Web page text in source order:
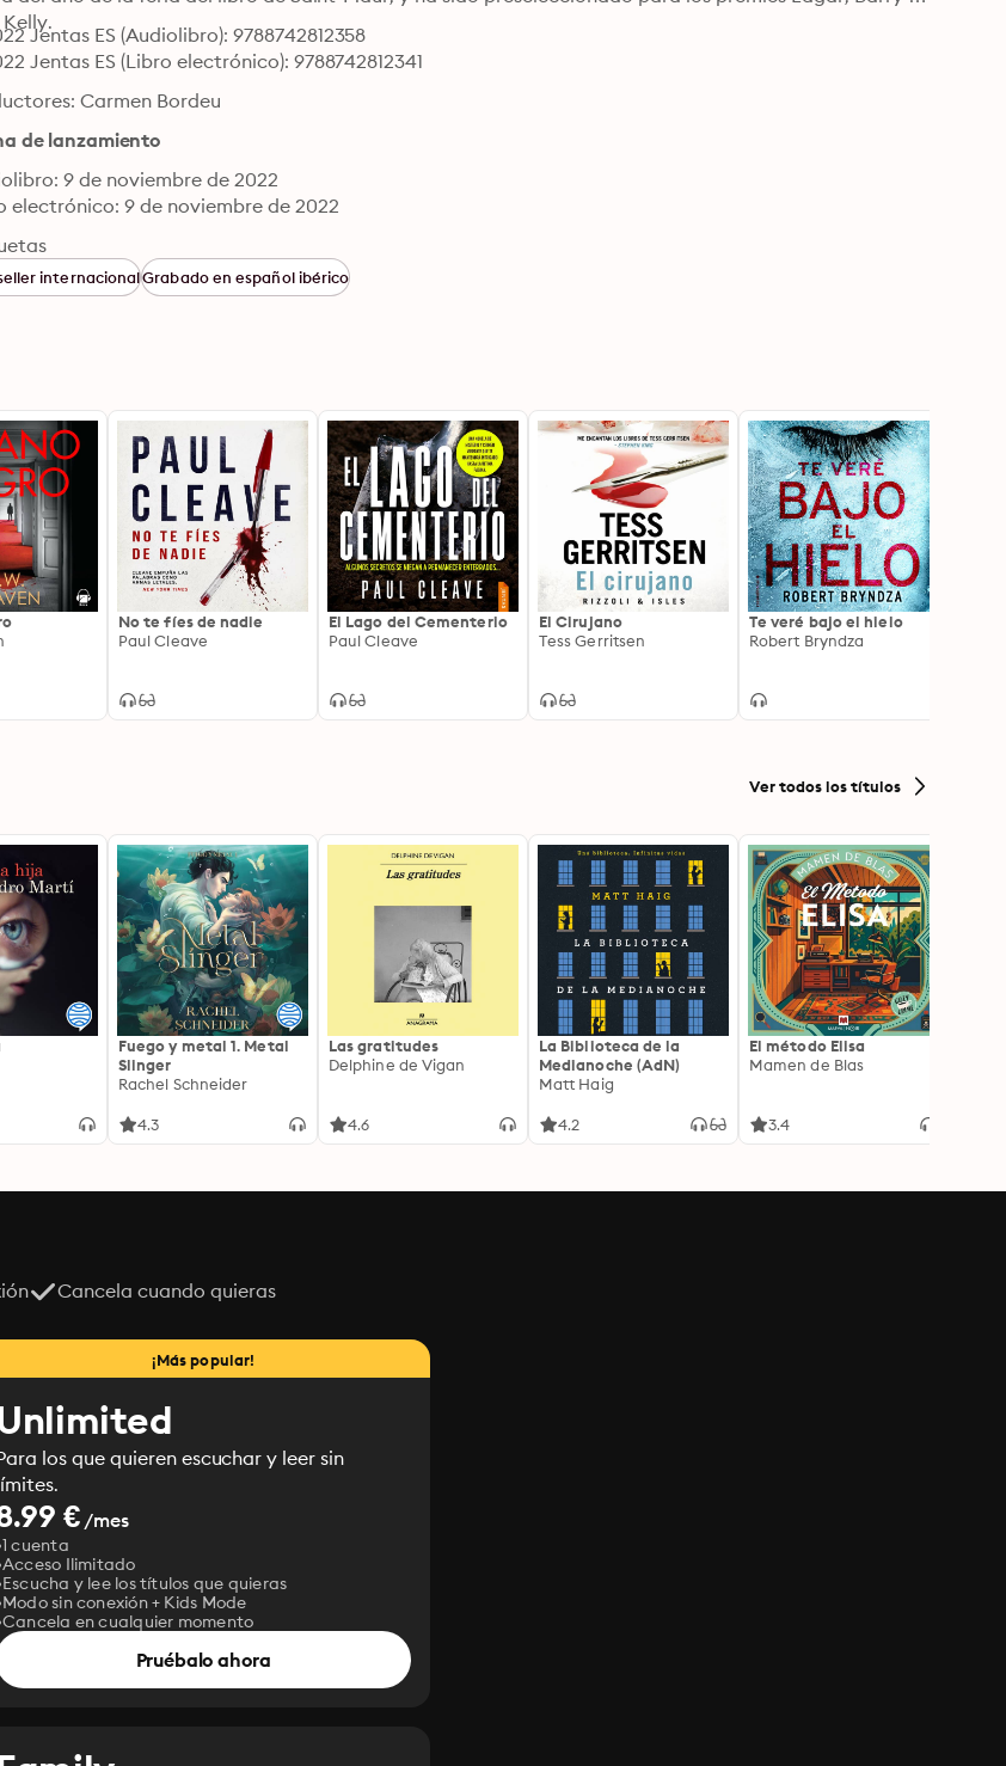
Jentas ES (Audiolibro): 9788742812358
Jentas ES (Libro electrónico): 9788742812341
Carmen Bordeu
de lanzamiento
9 de noviembre de 2022
electrónico: 9 de noviembre de 2022
internacionalGrabado en español ibérico
No te fíes de nadie
Paul Cleave
El Lago del Cementerio
Paul Cleave
El Cirujano
Tess Gerritsen
Te veré bajo el hielo
Robert Bryndza
Ver todos los títulos
Fuego y metal 1. Metal
Slinger
Rachel Schneider
4.3
Las gratitudes
Delphine de Vigan
4.6
La Biblioteca de la
Medianoche (AdN)
Matt Haig
4.2
El método Elisa
Mamen de Blas
3.4
Cancela cuando quieras
¡Más popular!
los que quieren escuchar y leer sin
€/mes
1 cuenta
Acceso Ilimitado
Escucha y lee los títulos que quieras
Modo sin conexión + Kids Mode
Cancela en cualquier momento
Pruébalo ahora